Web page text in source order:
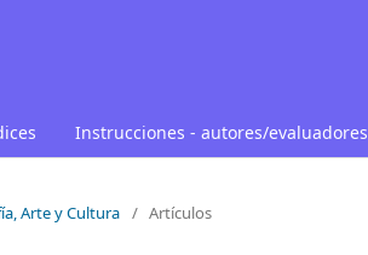
Instrucciones - autores/evaluadores
Arte y Cultura / Artículos